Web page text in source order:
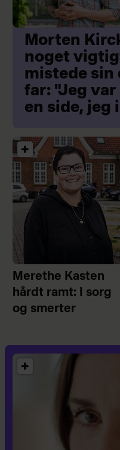
Morten
noget
mistede sin
far: "Jeg
en side, jeg
Merethe Kasten
hårdt ramt: I sorg
og smerter